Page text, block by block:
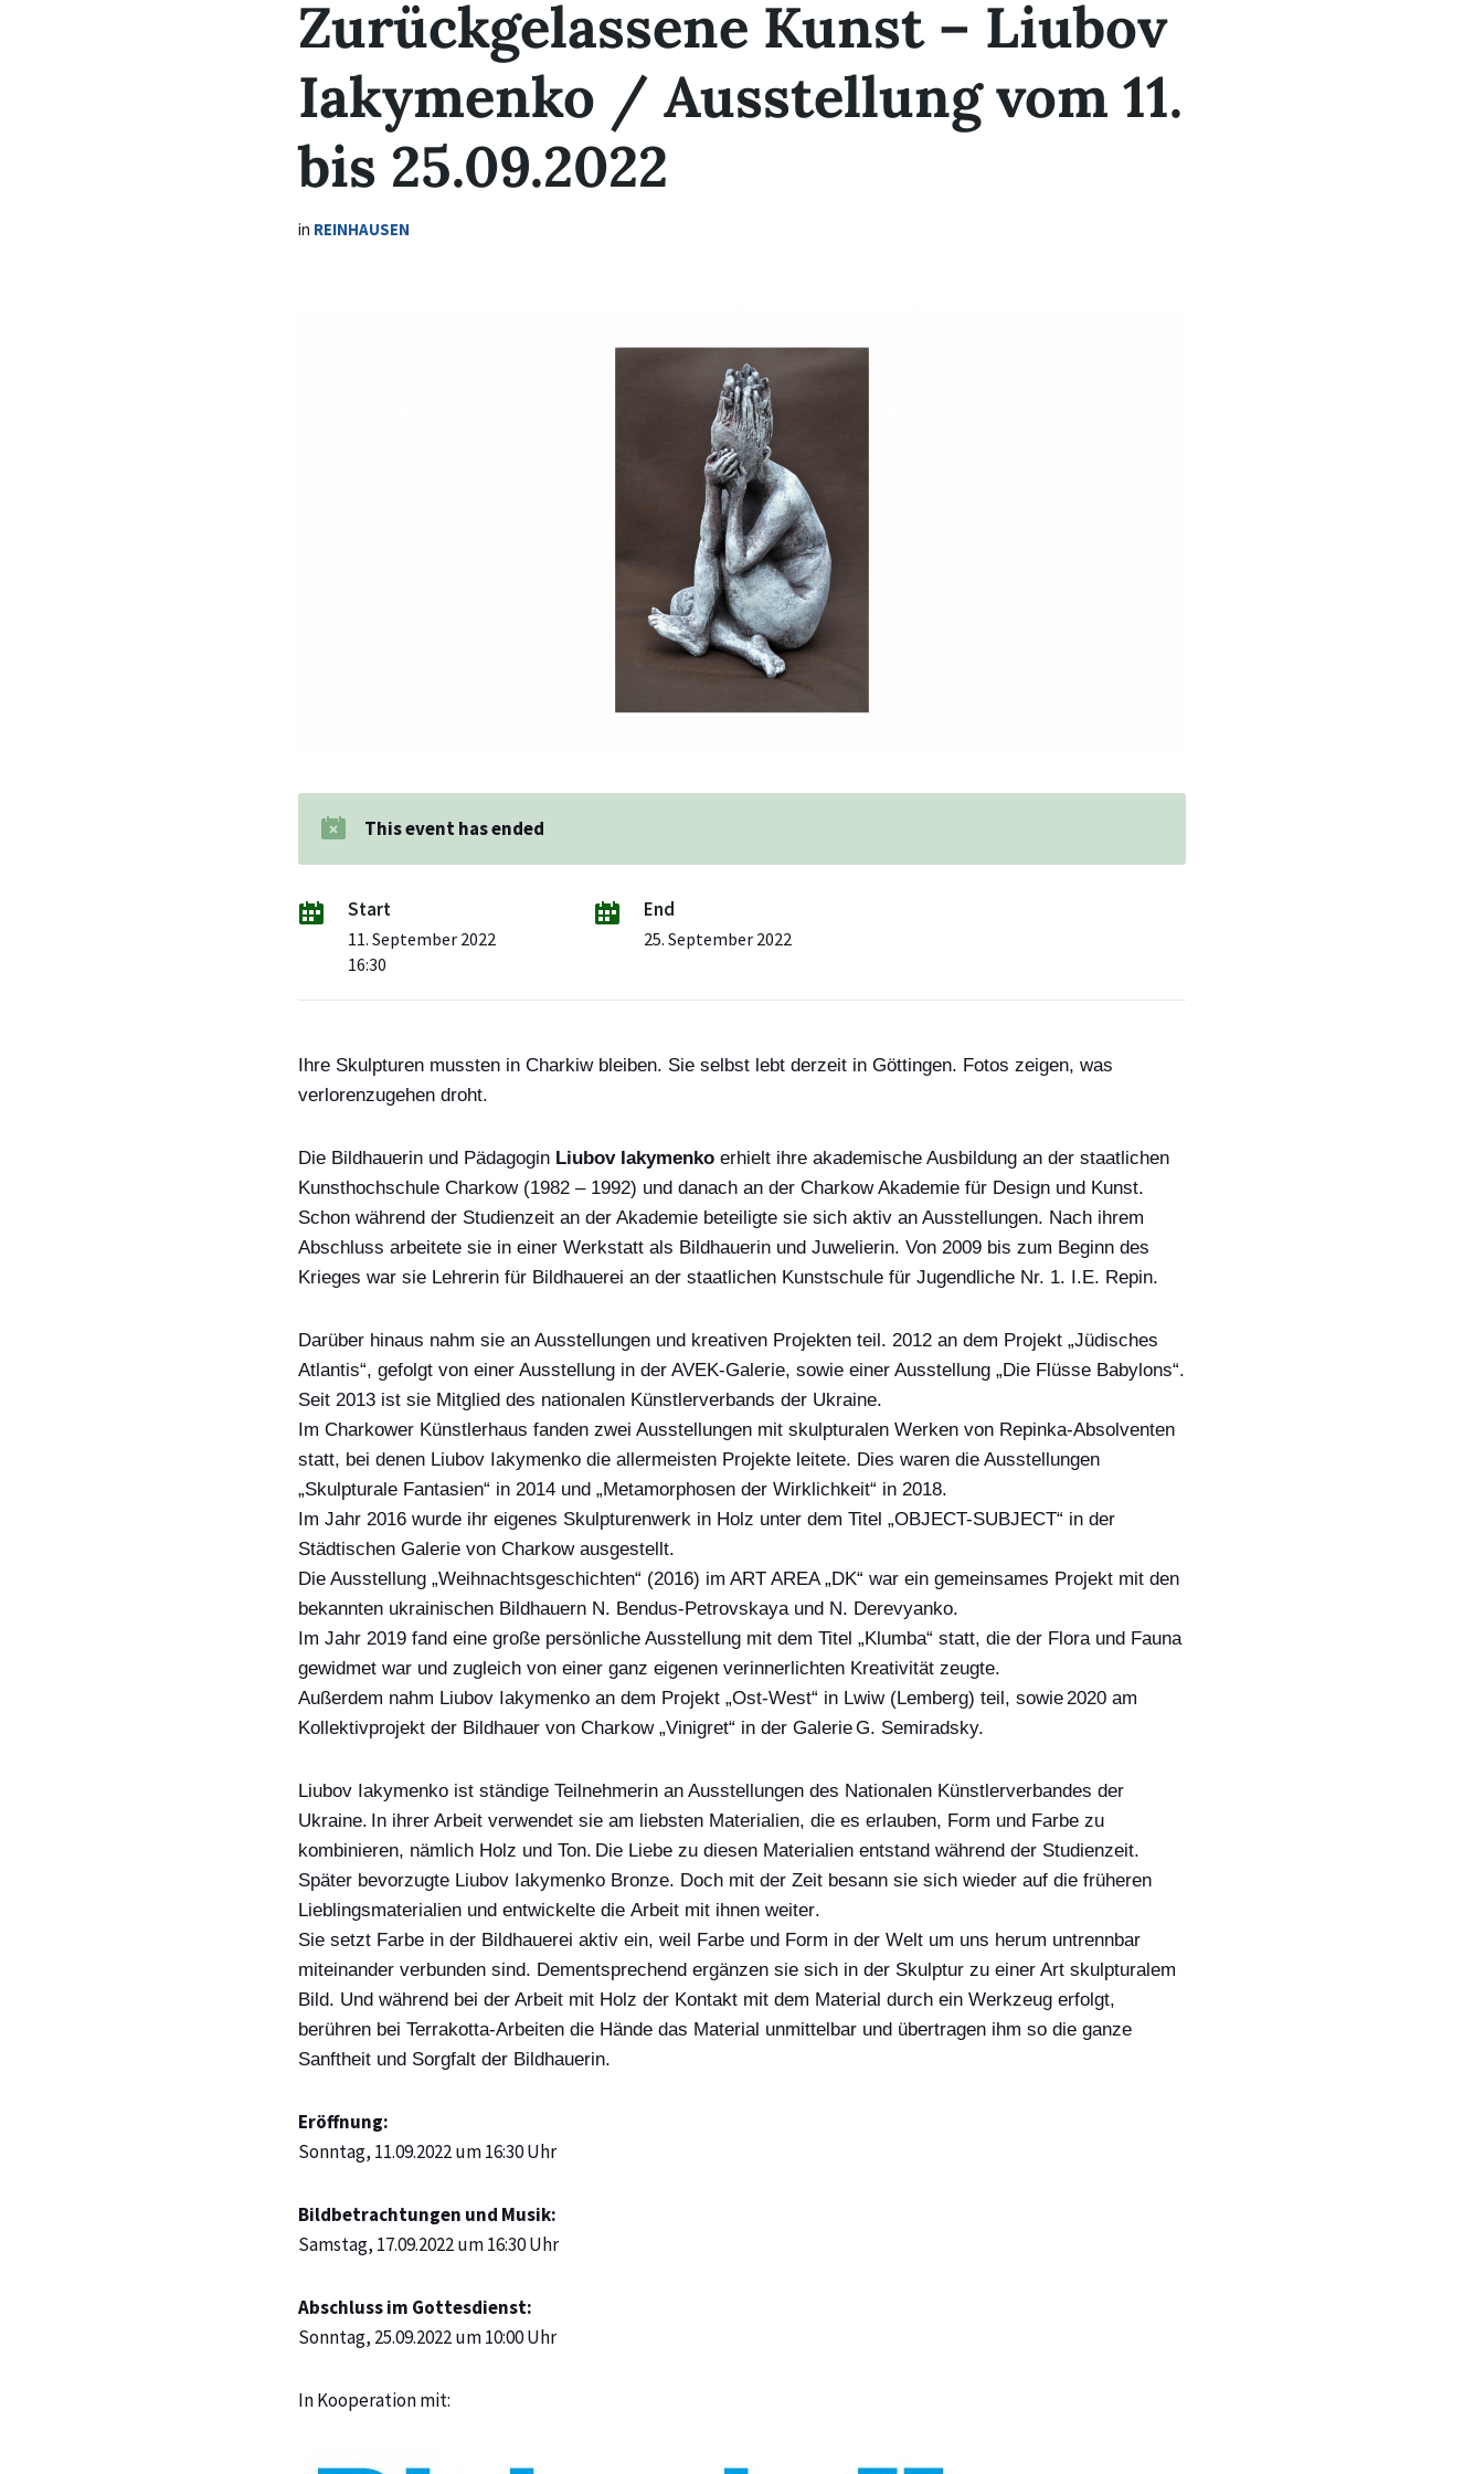
Zurückgelassene Kunst – Liubov
Iakymenko / Ausstellung vom 11.
bis 25.09.2022
in REINHAUSEN
This event has ended
Start
11. September 2022
16:30
End
25. September 2022
Ihre Skulpturen mussten in Charkiw bleiben. Sie selbst lebt derzeit in Göttingen. Fotos zeigen, was
verlorenzugehen droht.
Die Bildhauerin und Pädagogin Liubov Iakymenko erhielt ihre akademische Ausbildung an der staatlichen
Kunsthochschule Charkow (1982 – 1992) und danach an der Charkow Akademie für Design und Kunst.
Schon während der Studienzeitan der Akademie beteiligte sie sich aktiv an Ausstellungen. Nach ihrem
Abschluss arbeitete sie in einer Werkstatt als Bildhauerin und Juwelierin. Von 2009 biszum Beginn des
Krieges war sie Lehrerin für Bildhauerei an derstaatlichen Kunstschule für Jugendliche Nr. 1. I.E. Repin.
Darüber hinaus nahm sie an Ausstellungen und kreativen Projekten teil. 2012an dem Projekt „Jüdisches
Atlantis“, gefolgt von einer Ausstellung in der AVEK-Galerie, sowie einer Ausstellung„Die Flüsse Babylons“.
Seit 2013 ist sie Mitglied des nationalen Künstlerverbands der Ukraine.
ImCharkower Künstlerhaus fanden zwei Ausstellungen mit skulpturalen Werken von Repinka-Absolventen
statt, bei denen Liubov Iakymenko dieallermeisten Projekte leitete. Dies waren die Ausstellungen
„Skulpturale Fantasien“ in 2014 und „Metamorphosen der Wirklichkeit“ in 2018.
Im Jahr 2016wurde ihr eigenes Skulpturenwerk in Holz unter dem Titel„OBJECT-SUBJECT“ in der
Städtischen Galerie von Charkow ausgestellt.
Die Ausstellung„Weihnachtsgeschichten“ (2016) im ART AREA „DK“war eingemeinsames Projekt mitden
bekannten ukrainischen Bildhauern N. Bendus-Petrovskaya und N. Derevyanko.
Im Jahr 2019 fand eine große persönliche Ausstellung mit dem Titel„Klumba“ statt, die der Flora und Fauna
gewidmetwar und zugleich von einer ganz eigenen verinnerlichten Kreativität zeugte.
Außerdem nahm Liubov Iakymenko an dem Projekt „Ost-West“ in Lwiw (Lemberg) teil, sowie 2020 am
Kollektivprojekt der Bildhauer von Charkow „Vinigret“ in der GalerieG. Semiradsky.
Liubov Iakymenko ist ständige Teilnehmerin an Ausstellungen des Nationalen Künstlerverbandes der
Ukraine. In ihrer Arbeit verwendetsie am liebsten Materialien,die es erlauben, Form und Farbe zu
kombinieren, nämlich Holz und Ton. Die Liebe zu diesen Materialien entstand währendder Studienzeit.
Später bevorzugte Liubov Iakymenko Bronze. Doch mit der Zeit besann sie sich wieder aufdie früheren
Lieblingsmaterialien undentwickelte dieArbeit mit ihnenweiter.
Sie setzt Farbe in der Bildhauereiaktiv ein,weil Farbe und Form in der Welt um uns herum untrennbar
miteinander verbunden sind. Dementsprechend ergänzen sie sich in der Skulptur zu einer Art skulpturalem
Bild. Undwährend bei der Arbeit mit Holz der Kontakt mit dem Material durch ein Werkzeug erfolgt,
berühren bei Terrakotta-Arbeiten die Hände das Material unmittelbar und übertragen ihm so die ganze
Sanftheit und Sorgfalt der Bildhauerin.
Eröffnung:
Sonntag, 11.09.2022 um 16:30 Uhr
Bildbetrachtungen und Musik:
Samstag, 17.09.2022 um 16:30 Uhr
Abschluss im Gottesdienst:
Sonntag, 25.09.2022 um 10:00 Uhr
In Kooperation mit: